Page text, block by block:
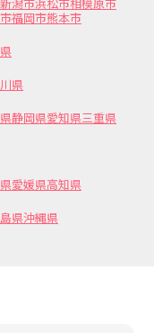
福岡市熊本市
県
静岡県愛知県三重県
愛媛県高知県
県沖縄県